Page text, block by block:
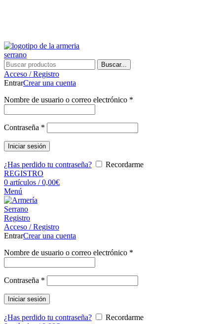
Buscar...
Acceso / Registro
EntrarCrear una cuenta
Nombre de usuario o correo electrónico *
Contraseña *
Iniciar sesión
¿Has perdido tu contraseña?
Recordarme
REGISTRO
0 artículos / 0,00€
Menú
Registro
Acceso / Registro
EntrarCrear una cuenta
Nombre de usuario o correo electrónico *
Contraseña *
Iniciar sesión
¿Has perdido tu contraseña?
Recordarme